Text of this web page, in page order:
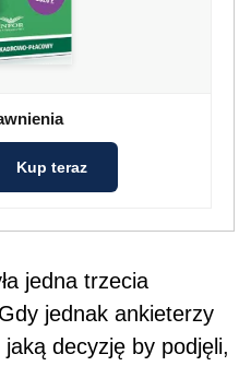
Kup teraz
jedna trzecia
jednak ankieterzy
decyzję by podjęli,